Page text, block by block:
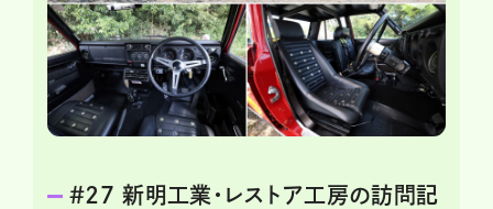
＃27 新明工業・レストア工房の訪問記